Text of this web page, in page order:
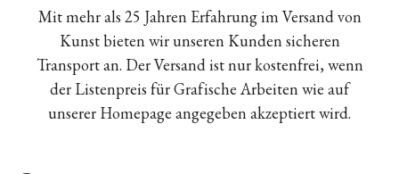
Mit mehr als 25 Jahren Erfahrung im Versand von
Kunst bieten wir unseren Kunden sicheren
Transport an. Der Versand ist nur kostenfrei, wenn
der Listenpreis für Grafische Arbeiten wie auf
unserer Homepage angegeben akzeptiert wird.